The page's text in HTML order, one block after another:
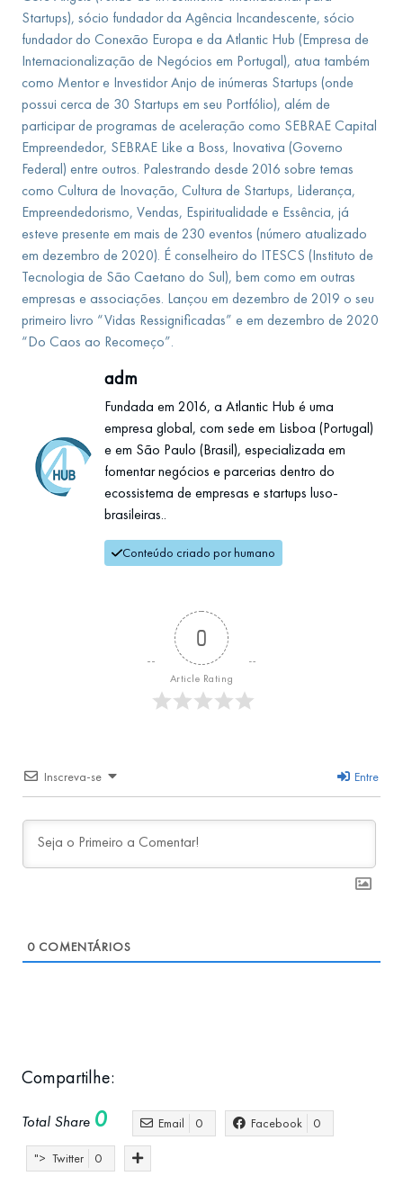
Startups), sócio fundador da Agência Incandescente, sócio
fundador do Conexão Europa e da Atlantic Hub (Empresa de
Internacionalização de Negócios em Portugal), atua também
como Mentor e Investidor Anjo de inúmeras Startups (onde
possui cerca de 30 Startups em seu Portfólio), além de
participar de programas de aceleração como SEBRAE Capital
Empreendedor, SEBRAE Like a Boss, Inovativa (Governo
Federal) entre outros. Palestrando desde 2016 sobre temas
como Cultura de Inovação, Cultura de Startups, Liderança,
Empreendedorismo, Vendas, Espiritualidade e Essência, já
esteve presente em mais de 230 eventos (número atualizado
em dezembro de 2020). É conselheiro do ITESCS (Instituto de
Tecnologia de São Caetano do Sul), bem como em outras
empresas e associações. Lançou em dezembro de 2019 o seu
primeiro livro “Vidas Ressignificadas” e em dezembro de 2020
“Do Caos ao Recomeço”.
adm
Fundada em 2016, a Atlantic Hub é uma
empresa global, com sede em Lisboa (Portugal)
e em São Paulo (Brasil), especializada em
fomentar negócios e parcerias dentro do
ecossistema de empresas e startups luso-
brasileiras..
Conteúdo criado por humano
0
Article Rating
Inscreva-se Entre
0 COMENTÁRIOS
Compartilhe:
Total Share 0 Email 0 Facebook 0
"> Twitter 0